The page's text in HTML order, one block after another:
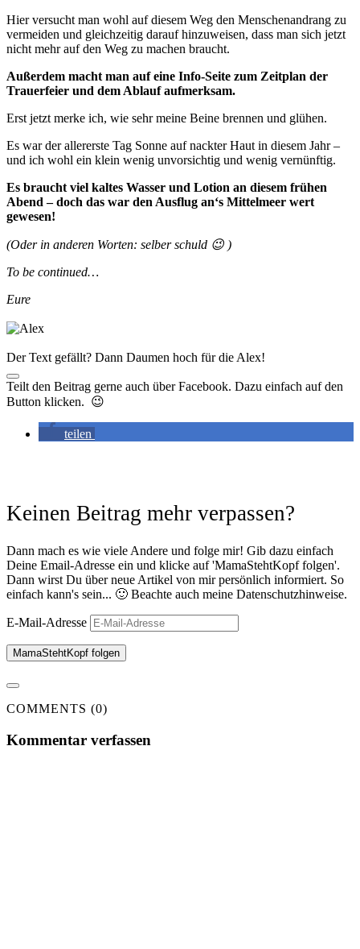
Hier versucht man wohl auf diesem Weg den Menschenandrang zu
vermeiden und gleichzeitig darauf hinzuweisen, dass man sich jetzt
nicht mehr auf den Weg zu machen braucht.
Außerdem macht man auf eine Info-Seite zum Zeitplan der
Trauerfeier und dem Ablauf aufmerksam.
Erst jetzt merke ich, wie sehr meine Beine brennen und glühen.
Es war der allererste Tag Sonne auf nackter Haut in diesem Jahr –
und ich wohl ein klein wenig unvorsichtig und wenig vernünftig.
Es braucht viel kaltes Wasser und Lotion an diesem frühen
Abend – doch das war den Ausflug an‘s Mittelmeer wert
gewesen!
(Oder in anderen Worten: selber schuld 😉 )
To be continued…
Eure
Der Text gefällt? Dann Daumen hoch für die Alex!
Teilt den Beitrag gerne auch über Facebook. Dazu einfach auf den
Button klicken. 😉
teilen
Keinen Beitrag mehr verpassen?
Dann mach es wie viele Andere und folge mir! Gib dazu einfach
Deine Email-Adresse ein und klicke auf 'MamaStehtKopf folgen'.
Dann wirst Du über neue Artikel von mir persönlich informiert. So
einfach kann's sein... 🙂 Beachte auch meine Datenschutzhinweise.
E-Mail-Adresse
MamaStehtKopf folgen
COMMENTS (0)
Kommentar verfassen